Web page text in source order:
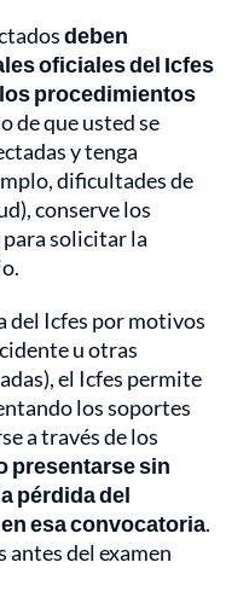
deben
oficiales del Icfes
procedimientos
de que usted se
y tenga
dificultades de
conserve los
solicitar la
del Icfes por motivos
u otras
el Icfes permite
los soportes
a través de los
presentarse sin
pérdida del
esa convocatoria.
antes del examen